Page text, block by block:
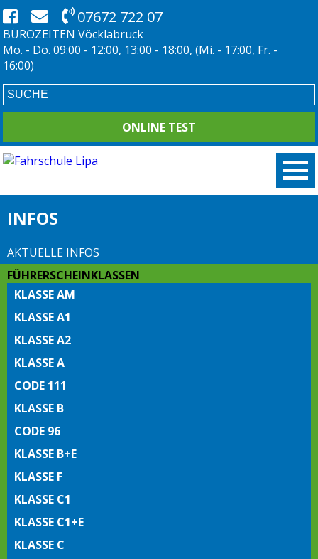
07672 722 07
BÜROZEITEN Vöcklabruck
Mo. - Do. 09:00 - 12:00, 13:00 - 18:00, (Mi. - 17:00, Fr. -
16:00)
ONLINE TEST
INFOS
AKTUELLE INFOS
FÜHRERSCHEINKLASSEN
KLASSE AM
KLASSE A1
KLASSE A2
KLASSE A
CODE 111
KLASSE B
CODE 96
KLASSE B+E
KLASSE F
KLASSE C1
KLASSE C1+E
KLASSE C